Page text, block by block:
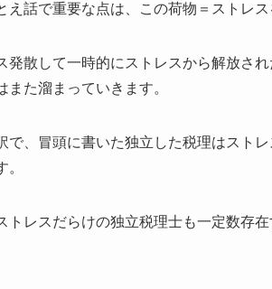
え話で重要な点は、この荷物＝ストレ
発散して一時的にストレスから解放さ
また溜まっていきます。
で、冒頭に書いた独立した税理はスト
。
トレスだらけの独立税理士も一定数存在